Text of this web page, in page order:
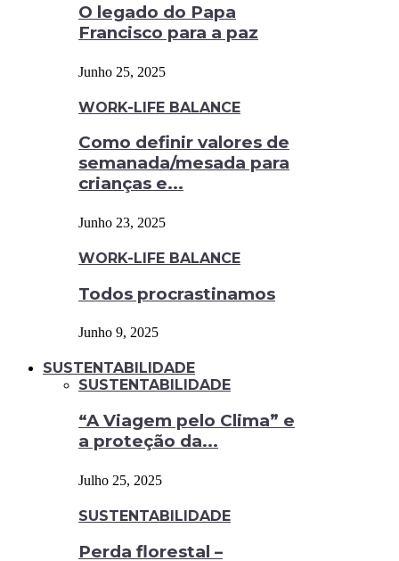
O legado do Papa
Francisco para a paz
Junho 25, 2025
WORK-LIFE BALANCE
Como definir valores de
semanada/mesada para
crianças e...
Junho 23, 2025
WORK-LIFE BALANCE
Todos procrastinamos
Junho 9, 2025
SUSTENTABILIDADE
SUSTENTABILIDADE
“A Viagem pelo Clima” e
a proteção da...
Julho 25, 2025
SUSTENTABILIDADE
Perda florestal –